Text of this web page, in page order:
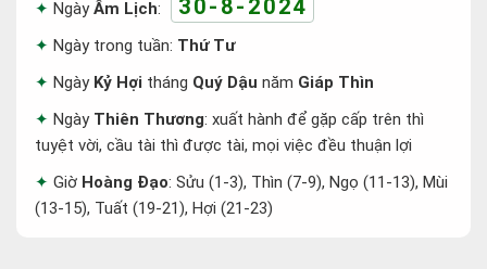
NgàyÂm Lịch: 30-8-2024
Ngày trong tuần: Thứ Tư
Ngày Kỷ Hợi tháng Quý Dậu năm Giáp Thìn
Ngày Thiên Thương: xuất hành để gặp cấp trên thì
tuyệt vời, cầu tài thì được tài, mọi việc đều thuận lợi
Giờ Hoàng Đạo: Sửu (1-3), Thìn (7-9), Ngọ (11-13), Mùi
(13-15), Tuất (19-21), Hợi (21-23)